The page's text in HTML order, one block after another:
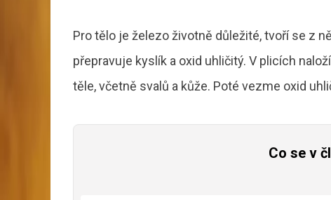
Pro tělo je železo životně důležité, tvoří se z
přepravuje kyslík a oxid uhličitý. V plicích
těle, včetně svalů a kůže. Poté vezme oxid
Co se v